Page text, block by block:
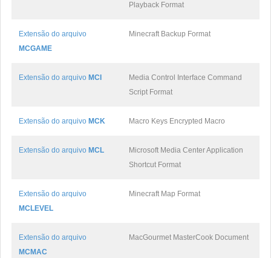
Playback Format
Extensão do arquivo
MCGAME
Minecraft Backup Format
Extensão do arquivo MCI
Media Control Interface Command
Script Format
Extensão do arquivo MCK Macro Keys Encrypted Macro
Extensão do arquivo MCL
Microsoft Media Center Application
Shortcut Format
Extensão do arquivo
MCLEVEL
Minecraft Map Format
Extensão do arquivo
MCMAC
MacGourmet MasterCook Document